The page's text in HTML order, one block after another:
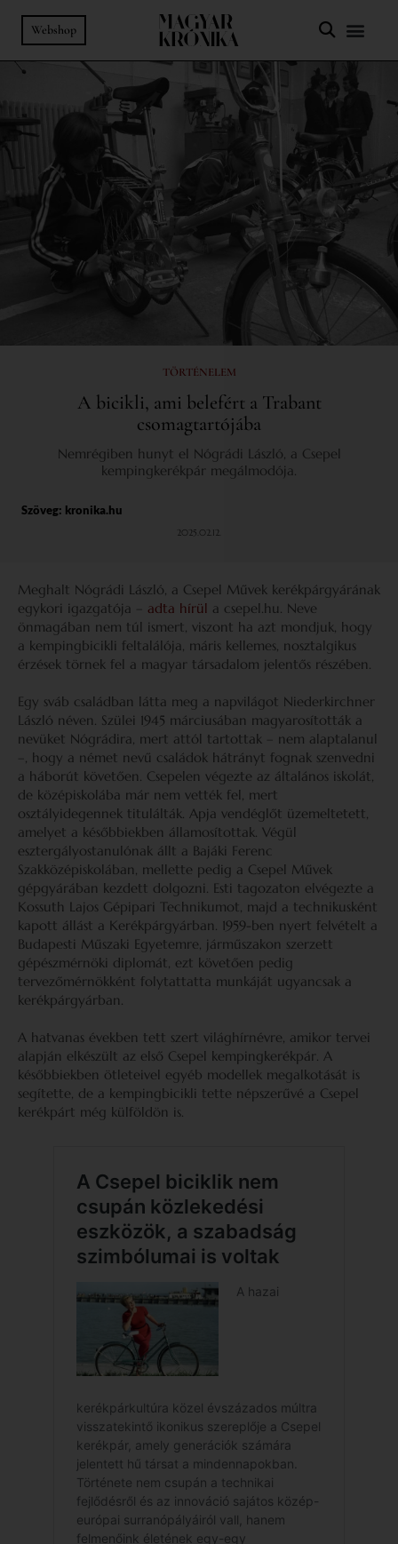
Webshop
TÖRTÉNELEM
A bicikli, ami belefért a Trabant
csomagtartójába
Nemrégiben hunyt el Nógrádi László, a Csepel
kempingkerékpár megálmodója.
Szöveg: kronika.hu
2025.02.12.
Meghalt Nógrádi László, a Csepel Művek kerékpárgyárának
egykori igazgatója – adta hírül a csepel.hu. Neve
önmagában nem túl ismert, viszont ha azt mondjuk, hogy
a kempingbicikli feltalálója, máris kellemes, nosztalgikus
érzések törnek fel a magyar társadalom jelentős részében.
Egy sváb családban látta meg a napvilágot Niederkirchner
László néven. Szülei 1945 márciusában magyarosították a
nevüket Nógrádira, mert attól tartottak – nem alaptalanul
–, hogy a német nevű családok hátrányt fognak szenvedni
a háborút követően. Csepelen végezte az általános iskolát,
de középiskolába már nem vették fel, mert
osztályidegennek titulálták. Apja vendéglőt üzemeltetett,
amelyet a későbbiekben államosítottak. Végül
esztergályostanulónak állt a Bajáki Ferenc
Szakközépiskolában, mellette pedig a Csepel Művek
gépgyárában kezdett dolgozni. Esti tagozaton elvégezte a
Kossuth Lajos Gépipari Technikumot, majd a technikusként
kapott állást a Kerékpárgyárban. 1959-ben nyert felvételt a
Budapesti Műszaki Egyetemre, járműszakon szerzett
gépészmérnöki diplomát, ezt követően pedig
tervezőmérnökként folytattatta munkáját ugyancsak a
kerékpárgyárban.
A hatvanas években tett szert világhírnévre, amikor tervei
alapján elkészült az első Csepel kempingkerékpár. A
későbbiekben ötleteivel egyéb modellek megalkotását is
segítette, de a kempingbicikli tette népszerűvé a Csepel
kerékpárt még külföldön is.